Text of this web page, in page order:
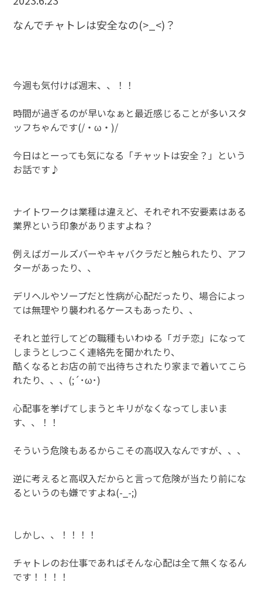
なんでチャトレは安全なの(>_<)？
今週も気付けば週末、、！！
時間が過ぎるのが早いなぁと最近感じることが多いスタ
ッフちゃんです(/・ω・)/
今日はとーっても気になる「チャットは安全？」という
お話です♪
ナイトワークは業種は違えど、それぞれ不安要素はある
業界という印象がありますよね？
例えばガールズバーやキャバクラだと触られたり、アフ
ターがあったり、、
デリヘルやソープだと性病が心配だったり、場合によっ
ては無理やり襲われるケースもあったり、、
それと並行してどの職種もいわゆる「ガチ恋」になって
しまうとしつこく連絡先を聞かれたり、
酷くなるとお店の前で出待ちされたり家まで着いてこら
れたり、、、(;´･ω･)
心配事を挙げてしまうとキリがなくなってしまいま
す、、！！
そういう危険もあるからこその高収入なんですが、、、
逆に考えると高収入だからと言って危険が当たり前にな
るというのも嫌ですよね(-_-;)
しかし、、！！！！
チャトレのお仕事であればそんな心配は全て無くなるん
です！！！！